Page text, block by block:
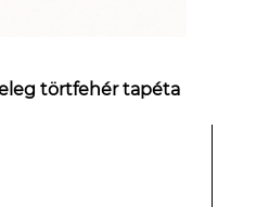
törtfehér tapéta